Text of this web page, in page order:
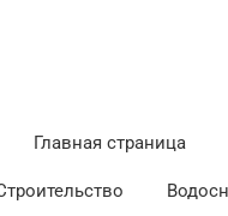
Главная страница